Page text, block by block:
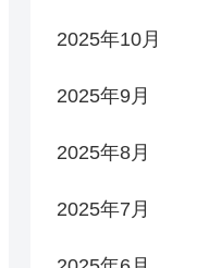
2025年10月
2025年9月
2025年8月
2025年7月